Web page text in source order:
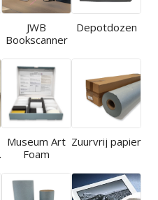
JWB
Bookscanner
Depotdozen
Museum Art
Foam
Zuurvrij papier